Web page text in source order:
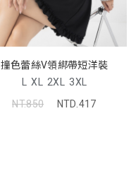
撞色蕾絲V領綁帶短洋裝
L XL 2XL 3XL
NT.850
NTD.417